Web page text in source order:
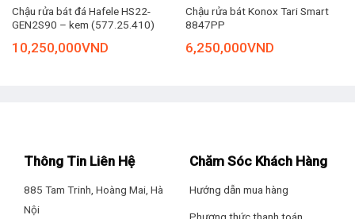
đường ống nước.
Chậu rửa bát đá Hafele HS22-
GEN2S90 – kem (577.25.410)
10,250,000VND
Chậu rửa bát Konox Tari Smart
8847PP
6,250,000VND
Thông Tin Liên Hệ
885 Tam Trinh, Hoàng Mai, Hà
Nội
Chăm Sóc Khách Hàng
Hướng dẫn mua hàng